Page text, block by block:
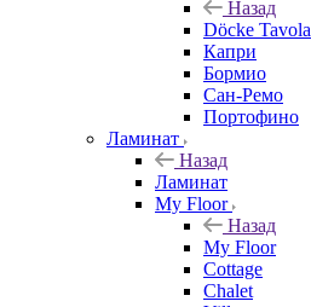
Назад
Döcke Tavola
Капри
Бормио
Сан-Ремо
Портофино
Ламинат
Назад
Ламинат
My Floor
Назад
My Floor
Cottage
Chalet